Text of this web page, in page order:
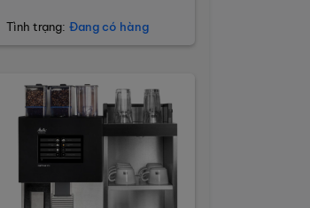
Tình trạng: Đang có hàng